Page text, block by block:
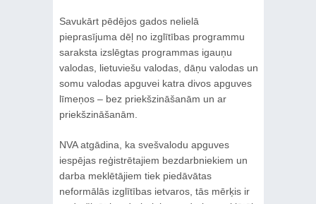
Savukārt pēdējos gados nelielā
pieprasījuma dēļ no izglītības programmu
saraksta izslēgtas programmas igauņu
valodas, lietuviešu valodas, dāņu valodas un
somu valodas apguvei katra divos apguves
līmeņos – bez priekšzināšanām un ar
priekšzināšanām.
NVA atgādina, ka svešvalodu apguves
iespējas reģistrētajiem bezdarbniekiem un
darba meklētājiem tiek piedāvātas
neformālās izglītības ietvaros, tās mērķis ir